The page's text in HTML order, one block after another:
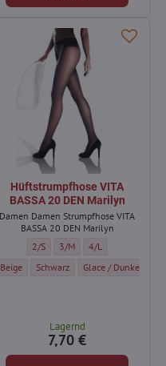
Effekt CORSETTO TOTAL SHAPER
Push-up-Effekt CORSETTO TOTAL
mit Push-up-Effekt CORSETTO
Effekt CORSETTO TOTAL SHAPER
mit Push-up-Effekt CORSETTO TOTAL
Hüftstrumpfhose VITA
BASSA 20 DEN Marilyn
Damen Damen Strumpfhose VITA
BASSA 20 DEN Marilyn
Hüftstrumpfhose VITA BASSA
2/S Hüftstrumpfhose VITA
3/M Hüftstrumpfhose
4/L
Hüftstrumpfhose VITA BASSA 20 DEN
Beige Hüftstrumpfhose VITA BASSA
Schwarz Hüftstrumpfhose
Glace /
Lagernd
7,70 €